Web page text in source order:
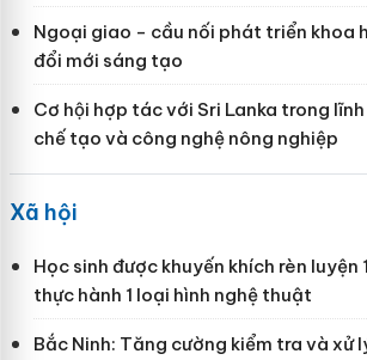
Ngoại giao - cầu nối phát triển khoa
đổi mới sáng tạo
Cơ hội hợp tác với Sri Lanka trong
chế tạo và công nghệ nông nghiệp
Xã hội
Học sinh được khuyến khích rèn luyện
thực hành 1 loại hình nghệ thuật
Bắc Ninh: Tăng cường kiểm tra và xử